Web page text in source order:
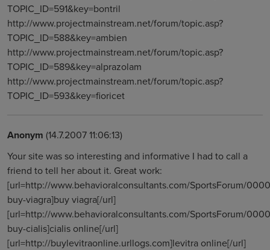
TOPIC_ID=591&key=bontril
http://www.projectmainstream.net/forum/topic.asp?
TOPIC_ID=588&key=ambien
http://www.projectmainstream.net/forum/topic.asp?
TOPIC_ID=589&key=alprazolam
http://www.projectmainstream.net/forum/topic.asp?
TOPIC_ID=593&key=fioricet
Anonym (14.7.2007 11:06:13)
Your site was so interesting and informative I had to call a
friend to tell her about it. Great work:
[url=http://www.behavioralconsultants.com/SportsForum/
buy-viagra]buy viagra[/url]
[url=http://www.behavioralconsultants.com/SportsForum/
buy-cialis]cialis online[/url]
[url=http://buylevitraonline.urllogs.com]levitra online[/url]